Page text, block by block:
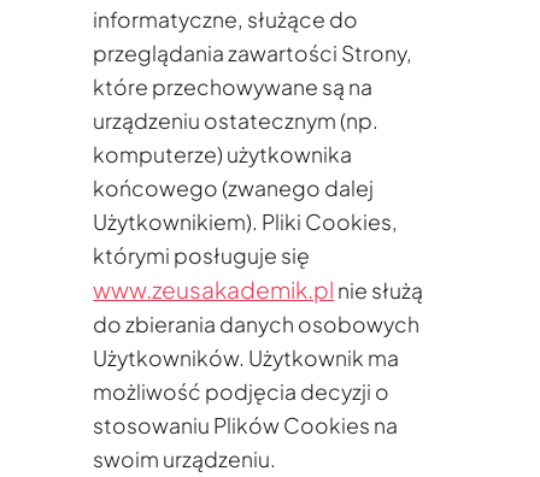
informatyczne, służące do
przeglądania zawartości Strony,
które przechowywane są na
urządzeniu ostatecznym (np.
komputerze) użytkownika
końcowego (zwanego dalej
Użytkownikiem). Pliki Cookies,
którymi posługuje się
www.zeusakademik.pl nie służą
do zbierania danych osobowych
Użytkowników. Użytkownik ma
możliwość podjęcia decyzji o
stosowaniu Plików Cookies na
swoim urządzeniu.